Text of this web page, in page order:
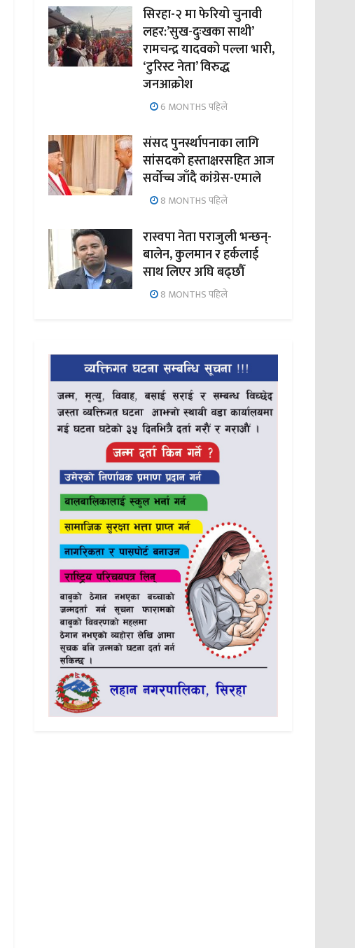
सिरहा-२ मा फेरियो चुनावी
लहर:’सुख-दुःखका साथी’
रामचन्द्र यादवको पल्ला भारी,
‘टुरिस्ट नेता’ विरुद्ध
जनआक्रोश
6 MONTHS पहिले
संसद पुनर्स्थापनाका लागि
सांसदको हस्ताक्षरसहित आज
सर्वोच्च जाँदै कांग्रेस-एमाले
8 MONTHS पहिले
रास्वपा नेता पराजुली भन्छन्-
बालेन, कुलमान र हर्कलाई
साथ लिएर अघि बढ्छौँ
8 MONTHS पहिले